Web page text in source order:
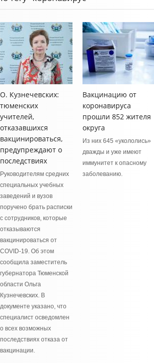
О. Кузнечевских:
тюменских
учителей,
отказавшихся
вакцинироваться,
предупреждают о
последствиях
Руководителям средних
специальных учебных
заведений и вузов
поручено брать расписки
с сотрудников, которые
отказываются
вакцинироваться от
COVID-19. Об этом
сообщила заместитель
губернатора Тюменской
области Ольга
Кузнечевских. В
документе указано, что
специалист осведомлен
о всех возможных
последствиях отказа от
вакцинации.
Вакцинацию от
коронавируса
прошли 852 жителя
округа
Из них 645 «укололись»
дважды и уже имеют
иммунитет к опасному
заболеванию.